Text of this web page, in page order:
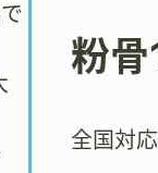
粉
全国対